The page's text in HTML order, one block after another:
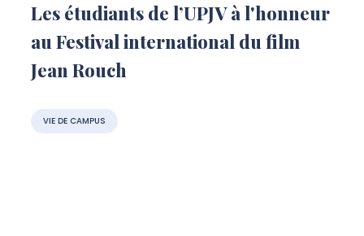
Les étudiants de l’UPJV à l'honneur
au Festival international du film
Jean Rouch
VIE DE CAMPUS